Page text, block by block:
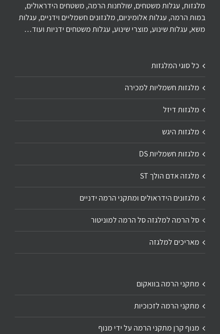
מלגזות, עגלות משטחים, שולחנות הרמה, משטחים הידראולים,
במות הרמה, עגלות אלומיניום, מלגזונים חשמליים וידניים, עגלות
משא, עגלות שינוע, מוצרי שינוע, עגלות משטחים ידניות ועוד…
כל סוגי המלגזות
מלגזות חשמליות למכירה
מלגזות דיזל
מלגזות היגש
מלגזות חשמליות DS
מלגזה אדם הולך ST
מלגזונים הידראולים ומתקני הרמה ידניים
סל הרמה למלגזה סל הרמה למוניטור
מאריכים למלגזה
מתקני הרמה בוואקום
מתקני הרמה לזכוכיות
מנוף קרן מתקני הרמה על ידי מנוף